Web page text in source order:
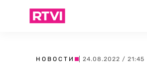
НОВОСТИ | 24.08.2022 / 21:45